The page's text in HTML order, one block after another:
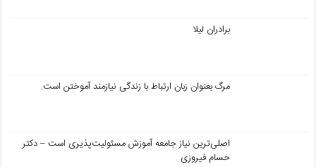
برادران لیلا
مرگ بعنوان زبان ارتباط با زندگی نیازمند آموختن است.
اصلی‌ترین نیاز جامعه آموزش مسئولیت‌پذیری است – دکتر
حسام فیروزی